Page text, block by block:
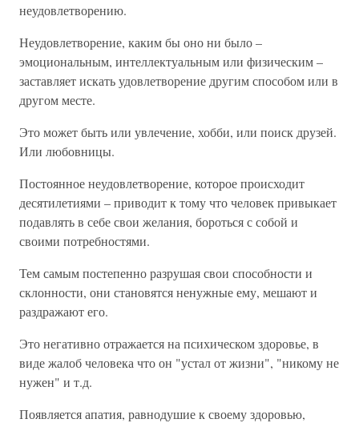
неудовлетворению.
Неудовлетворение, каким бы оно ни было –
эмоциональным, интеллектуальным или физическим –
заставляет искать удовлетворение другим способом или в
другом месте.
Это может быть или увлечение, хобби, или поиск друзей.
Или любовницы.
Постоянное неудовлетворение, которое происходит
десятилетиями – приводит к тому что человек привыкает
подавлять в себе свои желания, бороться с собой и
своими потребностями.
Тем самым постепенно разрушая свои способности и
склонности, они становятся ненужные ему, мешают и
раздражают его.
Это негативно отражается на психическом здоровье, в
виде жалоб человека что он "устал от жизни", "никому не
нужен" и т.д.
Появляется апатия, равнодушие к своему здоровью,